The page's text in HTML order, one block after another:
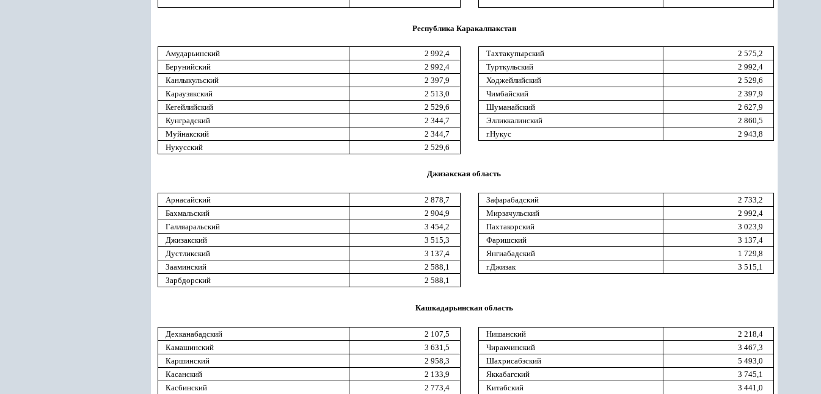
Республика Каракалпакстан
Амударьинский 2 992,4 Тахтакупырский
2 575,2
Берунийский
2 992,4 Турткульский
2 992,4
Канлыкульский
2 397,9 Ходжейлийский
2 529,6
Караузякский
2 513,0 Чимбайский
2 397,9
Кегейлийский
2 529,6 Шуманайский
2 627,9
Кунградский
2 344,7 Элликкалинский
2 860,5
Муйнакский
2 344,7 г.Нукус
2 943,8
Нукусский
2 529,6
Джизакская область
Арнасайский 2 878,7 Зафарабадский
2 733,2
Бахмальский
2 904,9 Мирзачульский
2 992,4
Галляаральский
3 454,2 Пахтакорский
3 023,9
Джизакский
3 515,3 Фаришский
3 137,4
Дустликский
3 137,4 Янгиабадский
1 729,8
Зааминский
2 588,1 г.Джизак
3 515,1
Зарбдорский
2 588,1
Кашкадарьинская область
Дехканабадский 2 107,5 Нишанский
2 218,4
Камашинский
3 631,5 Чиракчинский
3 467,3
Каршинский
2 958,3 Шахрисабзский
5 493,0
Касанский
2 133,9 Яккабагский
3 745,1
Касбинский
2 773,4 Китабский
3 441,0